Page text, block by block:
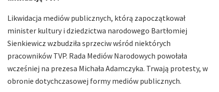
Likwidacja mediów publicznych, którą zapoczątkował
minister kultury i dziedzictwa narodowego Bartłomiej
Sienkiewicz wzbudziła sprzeciw wśród niektórych
pracowników TVP. Rada Mediów Narodowych powołała
wcześniej na prezesa Michała Adamczyka. Trwają protesty, w
obronie dotychczasowej formy mediów publicznych.